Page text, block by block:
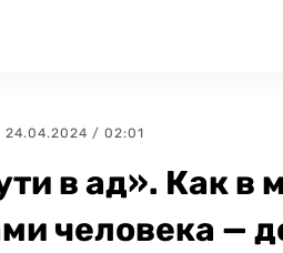
| 24.04.2024 / 02:01
в ад». Как в
человека —